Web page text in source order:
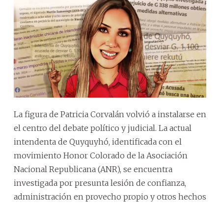
La figura de Patricia Corvalán volvió a instalarse en
el centro del debate político y judicial. La actual
intendenta de Quyquyhó, identificada con el
movimiento Honor Colorado de la Asociación
Nacional Republicana (ANR), se encuentra
investigada por presunta lesión de confianza,
administración en provecho propio y otros hechos